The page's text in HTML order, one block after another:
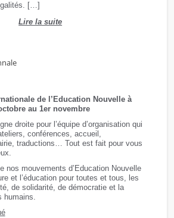
[…]
Lire la suite
de l’Education Nouvelle à
au 1er novembre
droite pour l’équipe d’organisation qui
conférences, accueil,
traductions… Tout est fait pour vous
nos mouvements d’Education Nouvelle
et l’éducation pour toutes et tous, les
de solidarité, de démocratie et la
humains.